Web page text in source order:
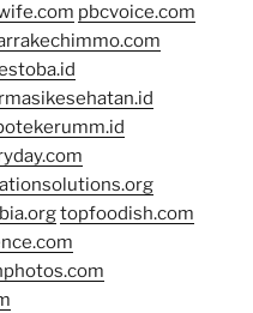
pbcvoice.com
topfoodish.com